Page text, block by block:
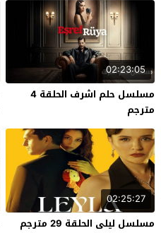
02:23:05
مسلسل حلم اشرف الحلقة 4
مترجم
02:25:27
مسلسل ليلى الحلقة 29 مترجم